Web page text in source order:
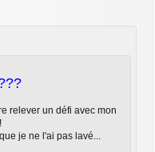
relever un défi avec mon
je ne l'ai pas lavé...